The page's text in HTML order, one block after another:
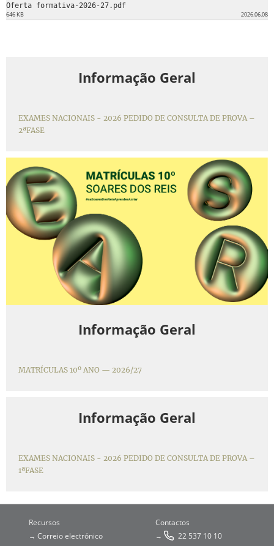
Oferta formativa-2026-27.pdf
646 KB 2026.06.08
Informação Geral
EXAMES NACIONAIS - 2026 PEDIDO DE CONSULTA DE PROVA –
2ªFASE
Informação Geral
MATRÍCULAS 10º ANO — 2026/27
Informação Geral
EXAMES NACIONAIS - 2026 PEDIDO DE CONSULTA DE PROVA –
1ªFASE
Recursos
→ Correio electrónico
Contactos
→
22 537 10 10